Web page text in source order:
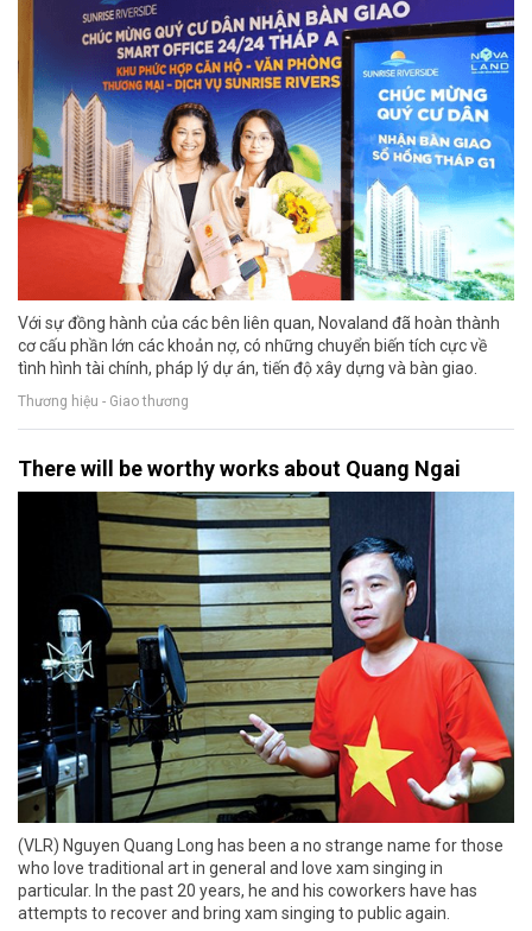
Với sự đồng hành của các bên liên quan, Novaland đã hoàn thành
cơ cấu phần lớn các khoản nợ, có những chuyển biến tích cực về
tình hình tài chính, pháp lý dự án, tiến độ xây dựng và bàn giao.
Thương hiệu - Giao thương
There will be worthy works about Quang Ngai
(VLR) Nguyen Quang Long has been a no strange name for those
who love traditional art in general and love xam singing in
particular. In the past 20 years, he and his coworkers have has
attempts to recover and bring xam singing to public again.